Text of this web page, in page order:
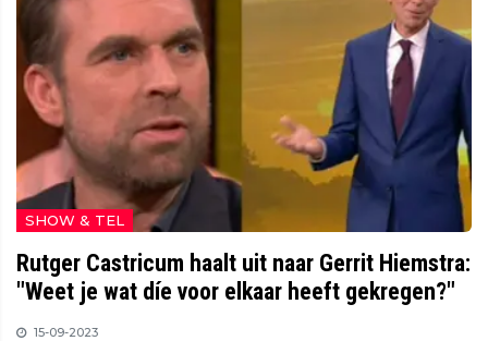
SHOW & TEL
Rutger Castricum haalt uit naar Gerrit Hiemstra:
"Weet je wat díe voor elkaar heeft gekregen?"
15-09-2023